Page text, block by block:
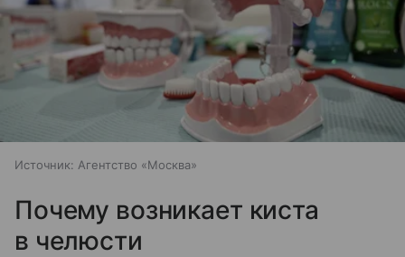
Источник: Агентство «Москва»
Почему возникает киста
в челюсти